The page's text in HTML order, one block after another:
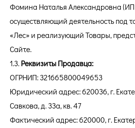
Фомина Наталья Александровна
осуществляющий деятельность под
«Лес» и реализующий Товары,
Сайте.
1.3. Реквизиты Продавца:
ОГРНИП: 321665800049653
Юридический адрес: 620036, г.
Савкова, д. 33а, кв. 47
Фактический адрес: 620000, г.